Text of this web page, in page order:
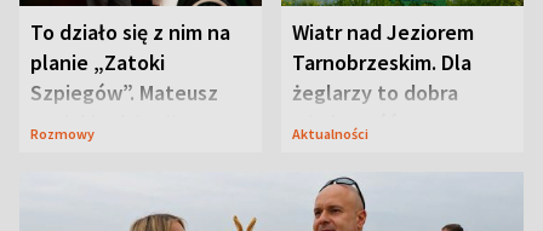
To działo się z nim na
planie „Zatoki
Szpiegów”. Mateusz
Janicki odsłonił
Rozmowy
Wiatr nad Jeziorem
Tarnobrzeskim. Dla
żeglarzy to dobra
wiadomość
Aktualności